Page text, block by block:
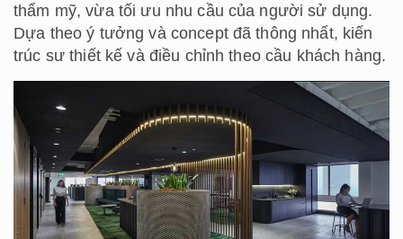
thẩm mỹ, vừa tối ưu nhu cầu của người sử dụng.
Dựa theo ý tưởng và concept đã thông nhất, kiến
trúc sư thiết kế và điều chỉnh theo cầu khách hàng.